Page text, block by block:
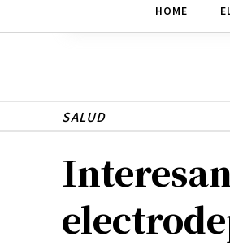
HOME
SALUD